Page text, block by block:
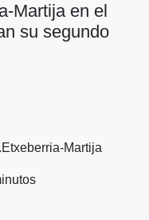
Martija en el
su segundo
Martija